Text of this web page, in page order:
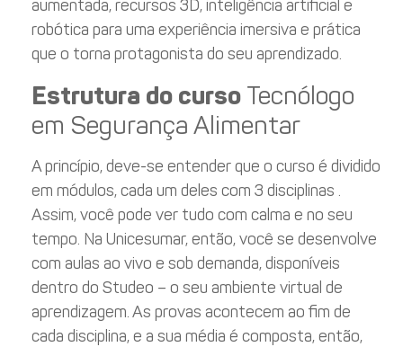
aumentada, recursos 3D, inteligência artificial e
robótica para uma experiência imersiva e prática
que o torna protagonista do seu aprendizado.
Estrutura do curso Tecnólogo
em Segurança Alimentar
A princípio, deve-se entender que o curso é dividido
em módulos, cada um deles com 3 disciplinas .
Assim, você pode ver tudo com calma e no seu
tempo. Na Unicesumar, então, você se desenvolve
com aulas ao vivo e sob demanda, disponíveis
dentro do Studeo – o seu ambiente virtual de
aprendizagem. As provas acontecem ao fim de
cada disciplina, e a sua média é composta, então,